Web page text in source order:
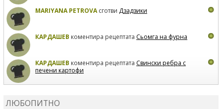
MARIYANA PETROVAсготви Дзадзики
КАРДАШЕВ коментира рецептата Сьомга на фурна
КАРДАШЕВ коментира рецептата Свински ребра с
печени картофи
ЛЮБОПИТНО